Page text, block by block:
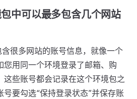
中可以最多包含几个网站
很多网站的账号信息，就像一个
您用同一个环境登录了邮箱、购
这些账号都会记录在这个环境包之
号要勾选“保持登录状态”并保存账